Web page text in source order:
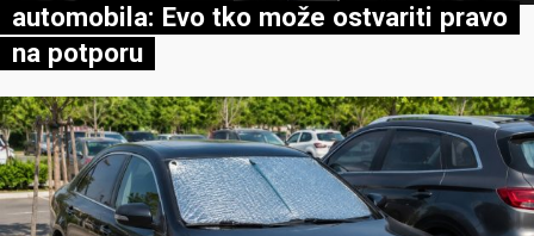
automobila: Evo tko može ostvariti pravo
na potporu